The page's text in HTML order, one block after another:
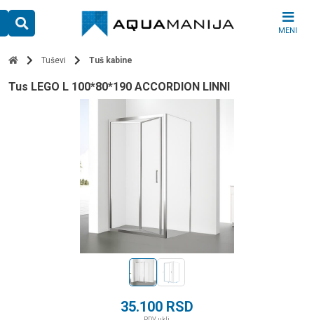
content
MENI
Tuševi Tuš kabine
tus LEGO L 100*80*190 ACCORDION LINNI
35.100 RSD